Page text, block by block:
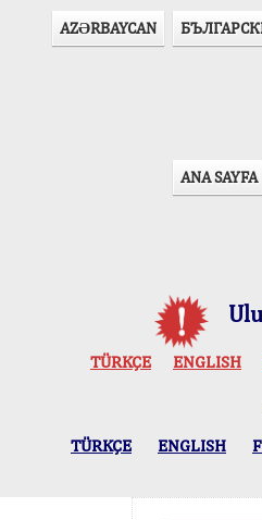
AZӘRBAYCAN
ANA SAYFA
TÜRKÇE ENGLISH
TÜRKÇE ENGLISH